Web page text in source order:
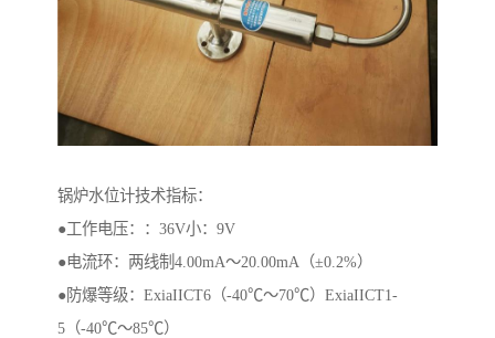
锅炉水位计技术指标：
●工作电压：：36V小：9V
●电流环：两线制4.00mA～20.00mA（±0.2%）
●防爆等级：ExiaIICT6（-40℃～70℃）ExiaIICT1-
5（-40℃～85℃）